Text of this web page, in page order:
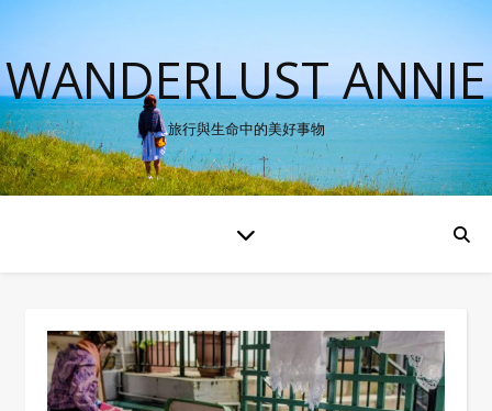
WANDERLUST ANNIE
旅行與生命中的美好事物